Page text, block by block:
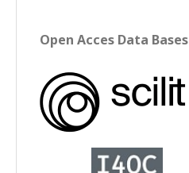
Open Acces Data Bases